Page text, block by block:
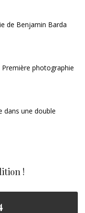
de Benjamin Barda
Première photographie
dans une double
!